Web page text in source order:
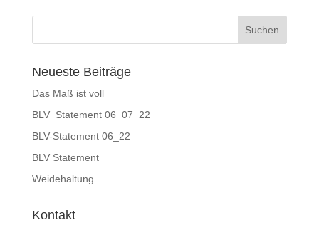
Neueste Beiträge
Das Maß ist voll
BLV_Statement 06_07_22
BLV-Statement 06_22
BLV Statement
Weidehaltung
Kontakt